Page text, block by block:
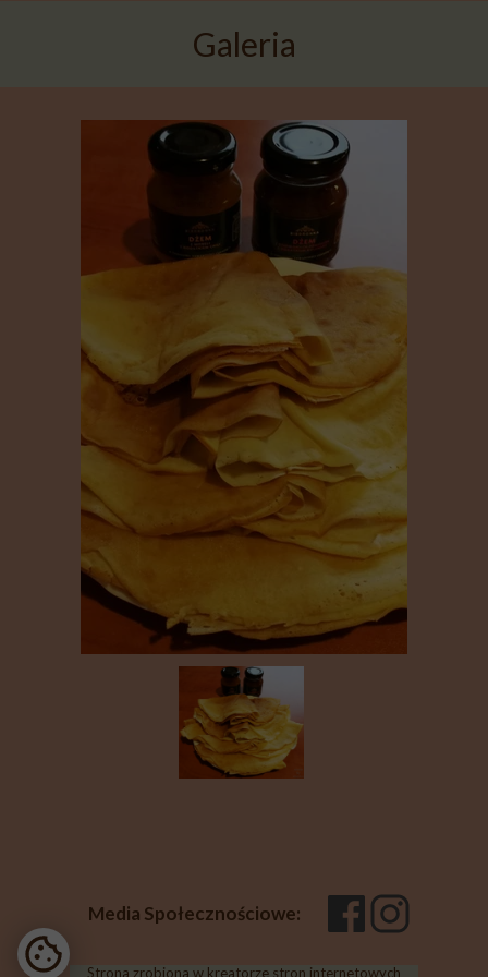
Galeria
Strona zrobiona w kreatorze stron internetowych
Media Społecznościowe: